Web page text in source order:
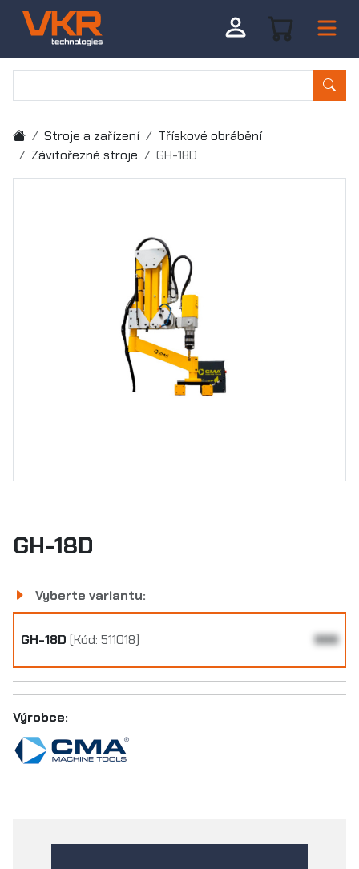
Stroje a zařízení
Třískové obrábění
Závitořezné stroje
GH-18D
GH-18D
Vyberte variantu:
GH-18D (Kód: 511018) 999
Výrobce: